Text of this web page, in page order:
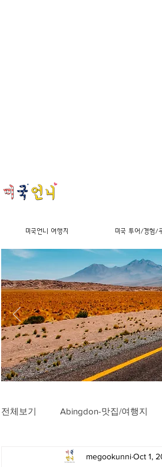
전체보기 Abingdon-맛집/여행지
Arlington-맛집/여행지megookunniOct 1,
미국언니 여행지 미국 투어/경험/